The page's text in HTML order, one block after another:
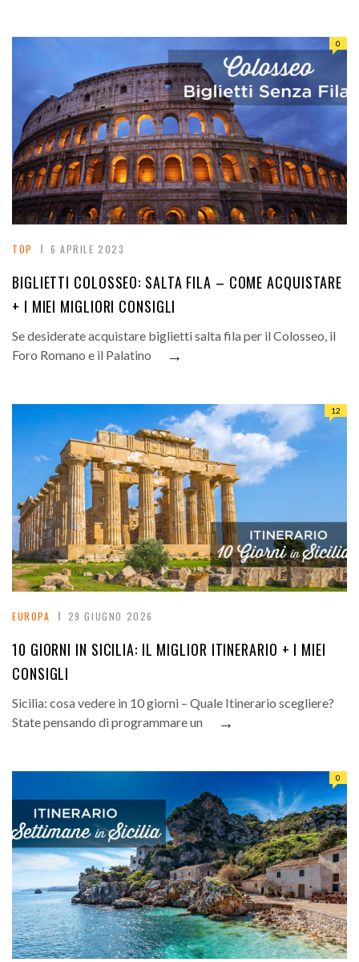
TOP 6 APRILE 2023
0
BIGLIETTI COLOSSEO: SALTA FILA – COME ACQUISTARE
+ I MIEI MIGLIORI CONSIGLI
Se desiderate acquistare biglietti salta fila per il Colosseo, il
Foro Romano e il Palatino
→
EUROPA 29 GIUGNO 2026
12
10 GIORNI IN SICILIA: IL MIGLIOR ITINERARIO + I MIEI
CONSIGLI
Sicilia: cosa vedere in 10 giorni – Quale Itinerario scegliere?
State pensando di programmare un
→
0